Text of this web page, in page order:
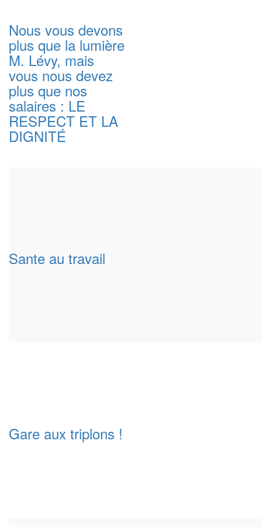
Nous vous devons
plus que la lumière
M. Lévy, mais
vous nous devez
plus que nos
salaires : LE
RESPECT ET LA
DIGNITÉ
Sante au travail
Gare aux triplons !